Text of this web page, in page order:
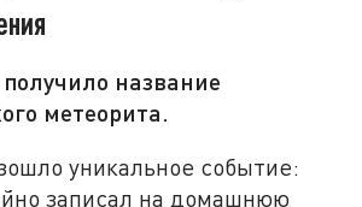
название
метеорита.
уникальное событие:
записал на домашнюю